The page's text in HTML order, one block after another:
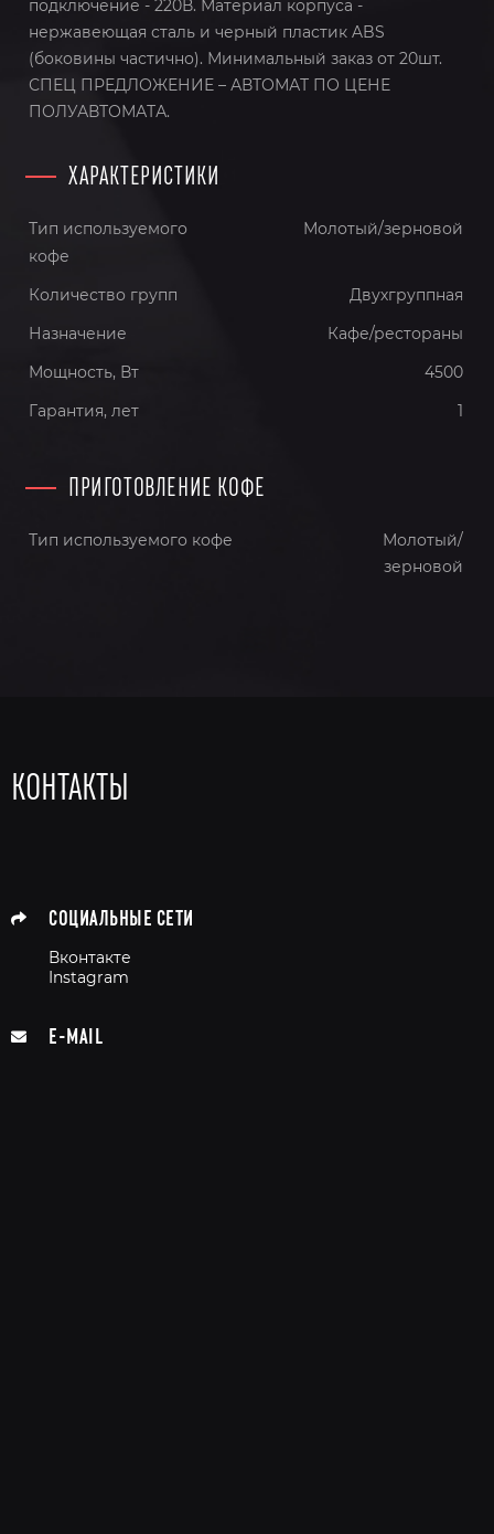
подключение - 220В. Материал корпуса -
нержавеющая сталь и черный пластик ABS
(боковины частично). Минимальный заказ от 20шт.
СПЕЦ ПРЕДЛОЖЕНИЕ – АВТОМАТ ПО ЦЕНЕ
ПОЛУАВТОМАТА.
ХАРАКТЕРИСТИКИ
Тип используемого
кофе
Молотый/зерновой
Количество групп
Двухгруппная
Назначение
Кафе/рестораны
Мощность, Вт
4500
Гарантия, лет
1
ПРИГОТОВЛЕНИЕ КОФЕ
Тип используемого кофе
Молотый/
зерновой
КОНТАКТЫ
СОЦИАЛЬНЫЕ СЕТИ
Вконтакте
Instagram
E-MAIL